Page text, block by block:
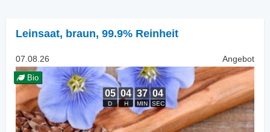
Leinsaat, braun, 99.9% Reinheit
07.08.26 Angebot
Bio